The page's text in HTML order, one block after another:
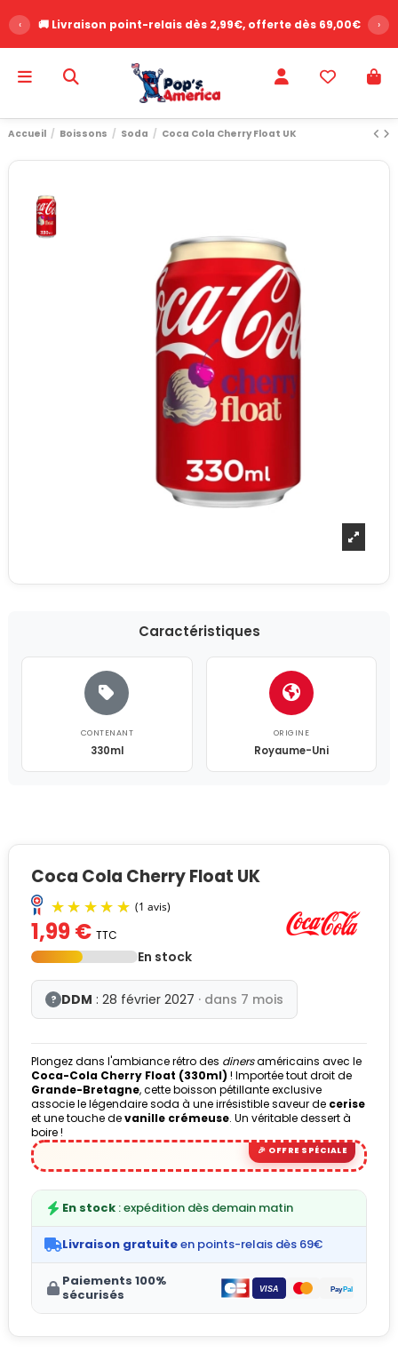
‹ 🚚 Livraison point-relais dès 2,99€, offerte dès 69,00€ ›
Accueil Boissons Soda Coca Cola Cherry Float UK
Caractéristiques
CONTENANT
330ml
ORIGINE
Royaume-Uni
Coca Cola Cherry Float UK
(1 avis)
1,99 € TTC
En stock
? DDM : 28 février 2027 · dans 7 mois
Plongez dans l'ambiance rétro des dinersaméricains avec le
Coca-Cola Cherry Float (330ml) ! Importée tout droit de
Grande-Bretagne, cette boisson pétillante exclusive
associe le légendaire soda à une irrésistible saveur de cerise
et une touche devanille crémeuse. Un véritable dessert à
boire !
En stock : expédition dès demain matin
Livraison gratuiteen points-relais dès 69€
Paiements 100%
sécurisés